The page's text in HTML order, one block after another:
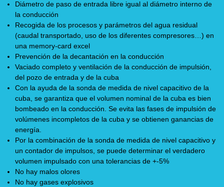
Diámetro de paso de entrada libre igual al diámetro interno de
la conducción
Recogida de los procesos y parámetros del agua residual
(caudal transportado, uso de los diferentes compresores…) en
una memory-card excel
Prevención de la decantación en la conducción
Vaciado completo y ventilación de la conducción de impulsión,
del pozo de entrada y de la cuba
Con la ayuda de la sonda de medida de nivel capacitivo de la
cuba, se garantiza que el volumen nominal de la cuba es bien
bombeado en la conducción. Se evita las fases de impulsión de
volúmenes incompletos de la cuba y se obtienen ganancias de
energía.
Por la combinación de la sonda de medida de nivel capacitivo y
un contador de impulsos, se puede determinar el verdadero
volumen impulsado con una tolerancias de +-5%
No hay malos olores
No hay gases explosivos